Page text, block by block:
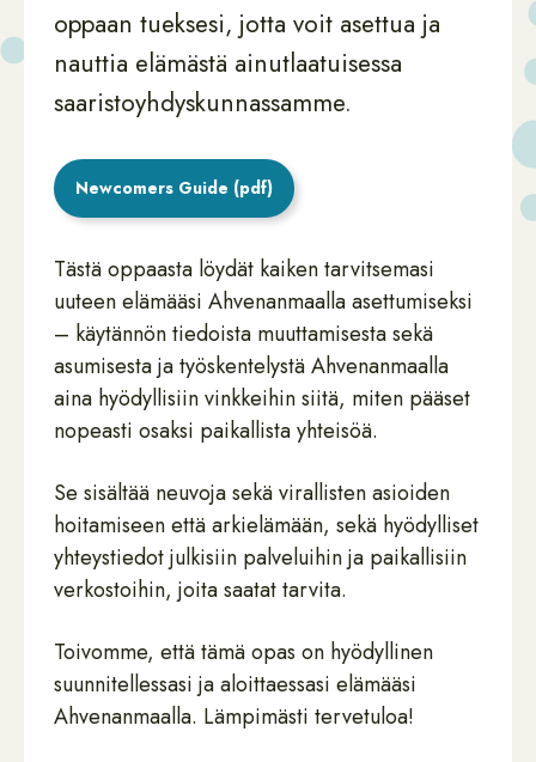
oppaan tueksesi, jotta voit asettua ja
nauttia elämästä ainutlaatuisessa
saaristoyhdyskunnassamme.
Newcomers Guide (pdf)
Tästä oppaasta löydät kaiken tarvitsemasi
uuteen elämääsi Ahvenanmaalla asettumiseksi
– käytännön tiedoista muuttamisesta sekä
asumisesta ja työskentelystä Ahvenanmaalla
aina hyödyllisiin vinkkeihin siitä, miten pääset
nopeasti osaksi paikallista yhteisöä.
Se sisältää neuvoja sekä virallisten asioiden
hoitamiseen että arkielämään, sekä hyödylliset
yhteystiedot julkisiin palveluihin ja paikallisiin
verkostoihin, joita saatat tarvita.
Toivomme, että tämä opas on hyödyllinen
suunnitellessasi ja aloittaessasi elämääsi
Ahvenanmaalla. Lämpimästi tervetuloa!